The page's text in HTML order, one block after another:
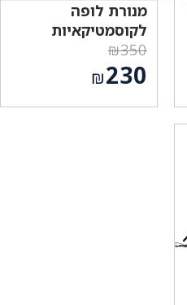
מנורת לופה
לקוסמטיקאיות
₪350
המחיר
המקורי
היה:
₪230